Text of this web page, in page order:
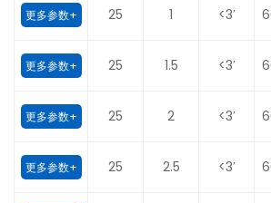
更多参数+ 25 1 <3′
更多参数+ 25 1.5 <3′
更多参数+ 25 2 <3′
更多参数+ 25 2.5 <3′